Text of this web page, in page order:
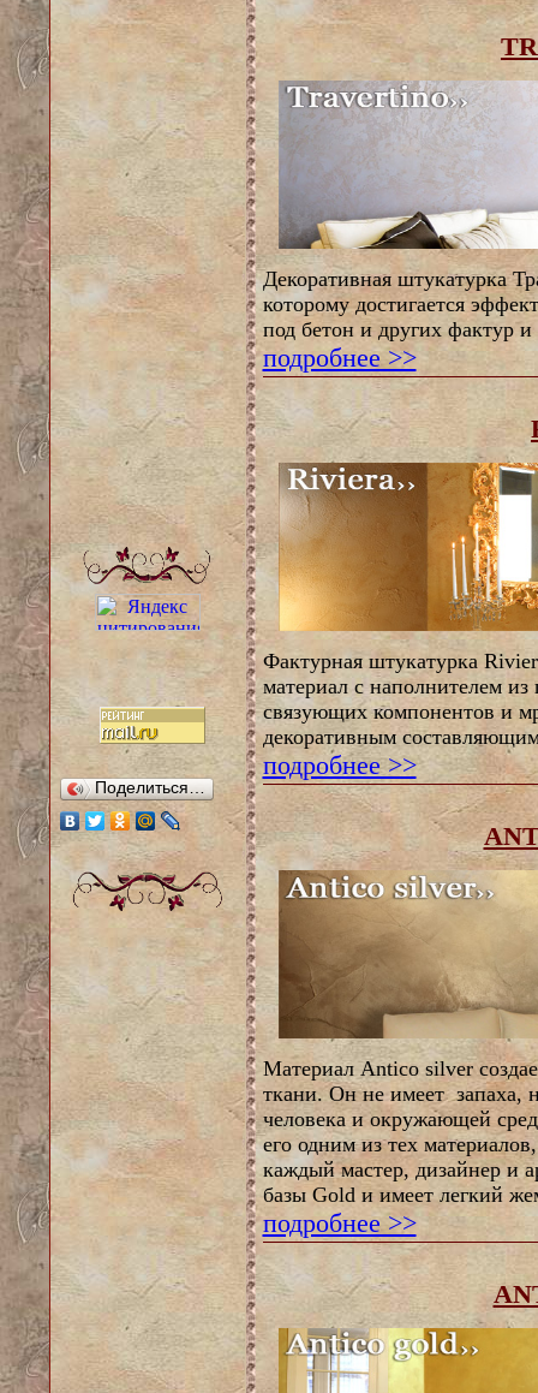
Поделиться…
Декоративная штукатурка
которому достигается
под бетон и других фактур и
подробнее >>
Фактурная штукатурка
материал с наполнителем
связующих компонентов и
декоративным
подробнее >>
Материал Antico silver
ткани. Он не имеет запаха,
человека и окружающей
его одним из тех
каждый мастер, дизайнер и
базы Gold и имеет легкий
подробнее >>